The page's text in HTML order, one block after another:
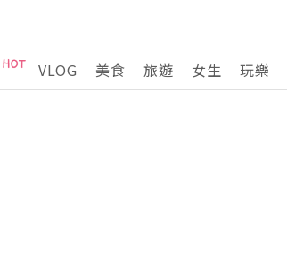
VLOG 美食 旅遊 女生 玩樂